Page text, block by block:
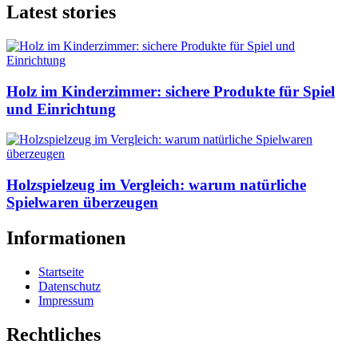
Latest stories
Holz im Kinderzimmer: sichere Produkte für Spiel
und Einrichtung
Holzspielzeug im Vergleich: warum natürliche
Spielwaren überzeugen
Informationen
Startseite
Datenschutz
Impressum
Rechtliches